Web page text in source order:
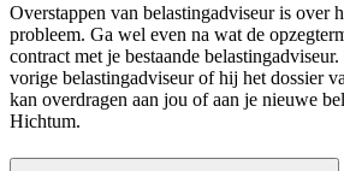
Overstappen van belastingadviseur is over
probleem. Ga wel even na wat de
contract met je bestaande
vorige belastingadviseur of hij het dossier
kan overdragen aan jou of aan je nieuwe
Hichtum.